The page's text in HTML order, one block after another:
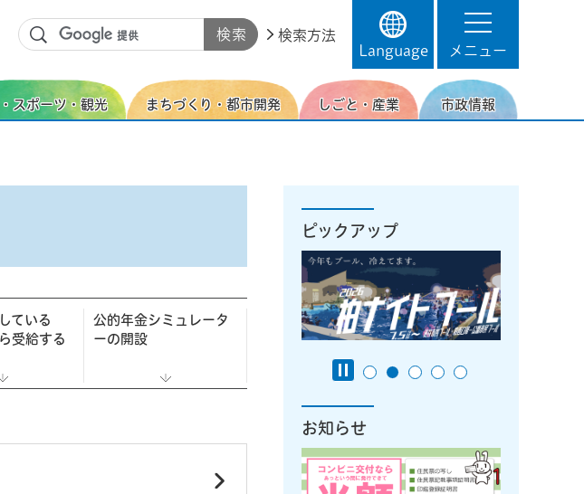
検索方法
Language
メニュー
スポーツ・観光 まちづくり・都市開発 しごと・産業 市政情報
ている
受給する
公的年金シミュレータ
ーの開設
ピックアップ
お知らせ